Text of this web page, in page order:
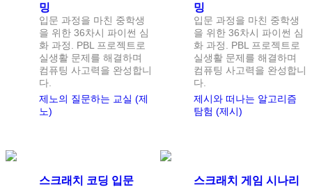
밍
입문 과정을 마친 중학생
을 위한 36차시 파이썬 심
화 과정. PBL 프로젝트로
실생활 문제를 해결하며
컴퓨팅 사고력을 완성합니
다.
제노의 질문하는 교실 (제
노)
밍
입문 과정을 마친 중학생
을 위한 36차시 파이썬 심
화 과정. PBL 프로젝트로
실생활 문제를 해결하며
컴퓨팅 사고력을 완성합니
다.
제시와 떠나는 알고리즘
탐험 (제시)
스크래치 코딩 입문
스크래치 게임 시나리